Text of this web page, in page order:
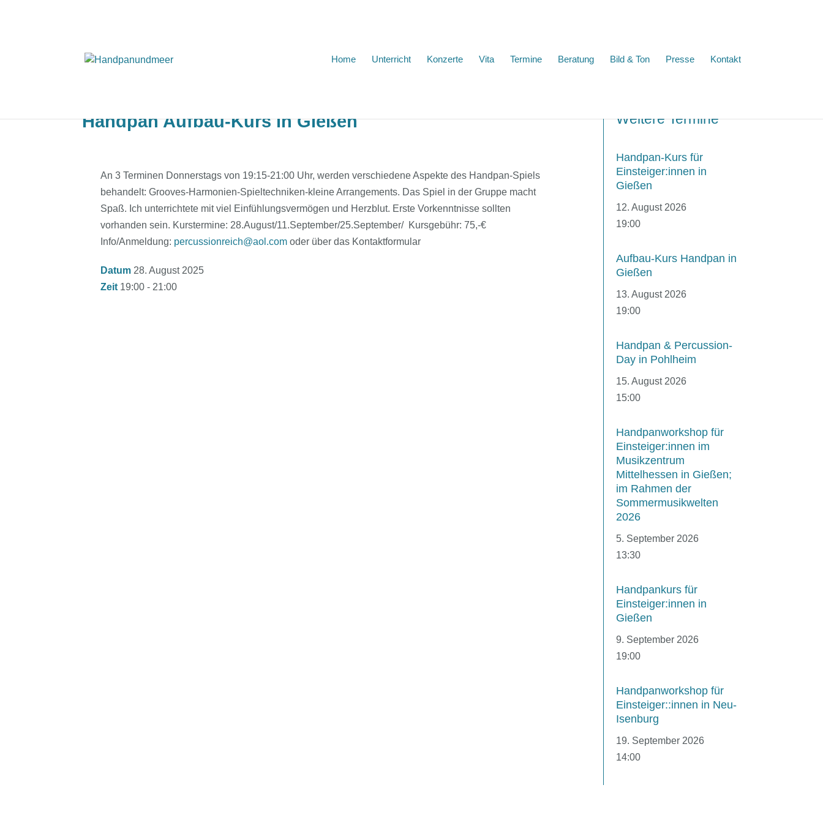
Home Unterricht Konzerte Vita Termine Beratung Bild & Ton Presse Kontakt
Handpan Aufbau-Kurs in Gießen
An 3 Terminen Donnerstags von 19:15-21:00 Uhr, werden verschiedene Aspekte des Handpan-Spiels
behandelt: Grooves-Harmonien-Spieltechniken-kleine Arrangements. Das Spiel in der Gruppe macht
Spaß. Ich unterrichtete mit viel Einfühlungsvermögen und Herzblut. Erste Vorkenntnisse sollten
vorhanden sein. Kurstermine: 28.August/11.September/25.September/ Kursgebühr: 75,-€
Info/Anmeldung: percussionreich@aol.com oder über das Kontaktformular
Datum 28. August 2025
Zeit 19:00 - 21:00
Weitere Termine
Handpan-Kurs für
Einsteiger:innen in
Gießen
12. August 2026
19:00
Aufbau-Kurs Handpan in
Gießen
13. August 2026
19:00
Handpan & Percussion-
Day in Pohlheim
15. August 2026
15:00
Handpanworkshop für
Einsteiger:innen im
Musikzentrum
Mittelhessen in Gießen;
im Rahmen der
Sommermusikwelten
2026
5. September 2026
13:30
Handpankurs für
Einsteiger:innen in
Gießen
9. September 2026
19:00
Handpanworkshop für
Einsteiger::innen in Neu-
Isenburg
19. September 2026
14:00